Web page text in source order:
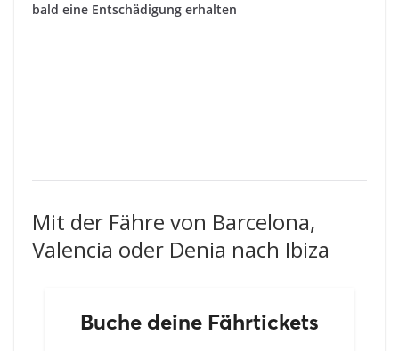
bald eine Entschädigung erhalten
Mit der Fähre von Barcelona,
Valencia oder Denia nach Ibiza